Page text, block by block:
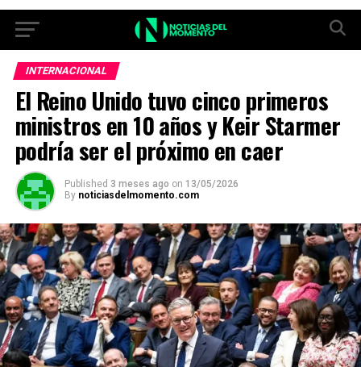
INTERNACIONAL
El Reino Unido tuvo cinco primeros
ministros en 10 años y Keir Starmer
podría ser el próximo en caer
Published 3 meses ago on 13/05/2026
By noticiasdelmomento.com